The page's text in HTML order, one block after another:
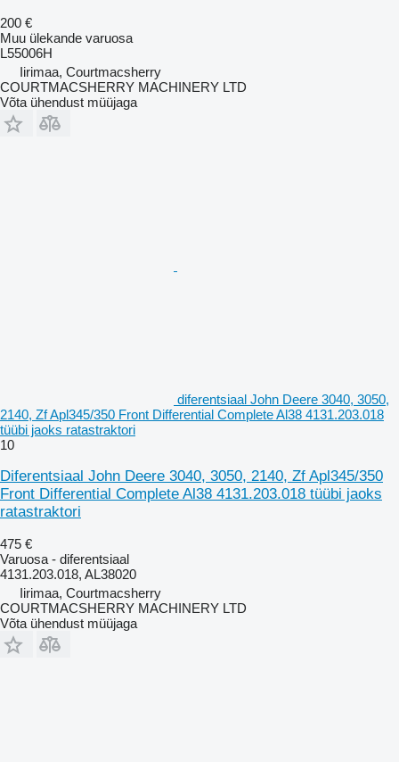
200 €
Muu ülekande varuosa
L55006H
Iirimaa, Courtmacsherry
COURTMACSHERRY MACHINERY LTD
Võta ühendust müüjaga
diferentsiaal John Deere 3040, 3050,
2140, Zf Apl345/350 Front Differential Complete Al38 4131.203.018
tüübi jaoks ratastraktori
10
Diferentsiaal John Deere 3040, 3050, 2140, Zf Apl345/350
Front Differential Complete Al38 4131.203.018 tüübi jaoks
ratastraktori
475 €
Varuosa - diferentsiaal
4131.203.018, AL38020
Iirimaa, Courtmacsherry
COURTMACSHERRY MACHINERY LTD
Võta ühendust müüjaga